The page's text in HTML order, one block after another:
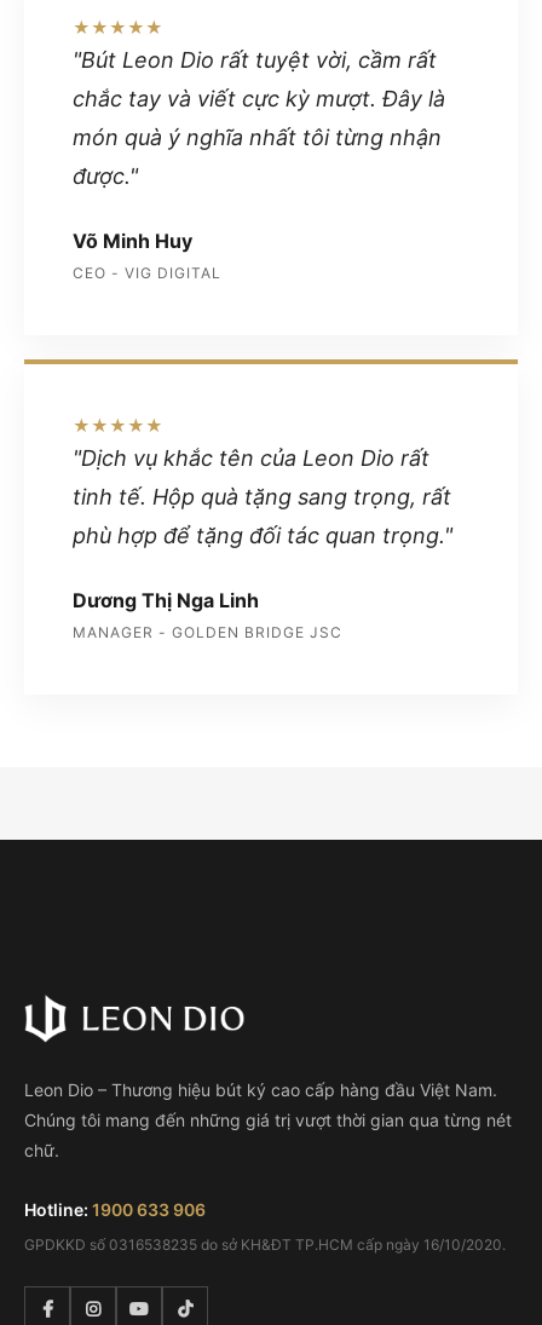
★★★★★
"Bút Leon Dio rất tuyệt vời, cầm rất
chắc tay và viết cực kỳ mượt. Đây là
món quà ý nghĩa nhất tôi từng nhận
được."
Võ Minh Huy
CEO - VIG DIGITAL
★★★★★
"Dịch vụ khắc tên của Leon Dio rất
tinh tế. Hộp quà tặng sang trọng, rất
phù hợp để tặng đối tác quan trọng."
Dương Thị Nga Linh
MANAGER - GOLDEN BRIDGE JSC
Leon Dio – Thương hiệu bút ký cao cấp hàng đầu Việt Nam.
Chúng tôi mang đến những giá trị vượt thời gian qua từng nét
chữ.
Hotline: 1900 633 906
GPDKKD số 0316538235 do sở KH&ĐT TP.HCM cấp ngày 16/10/2020.